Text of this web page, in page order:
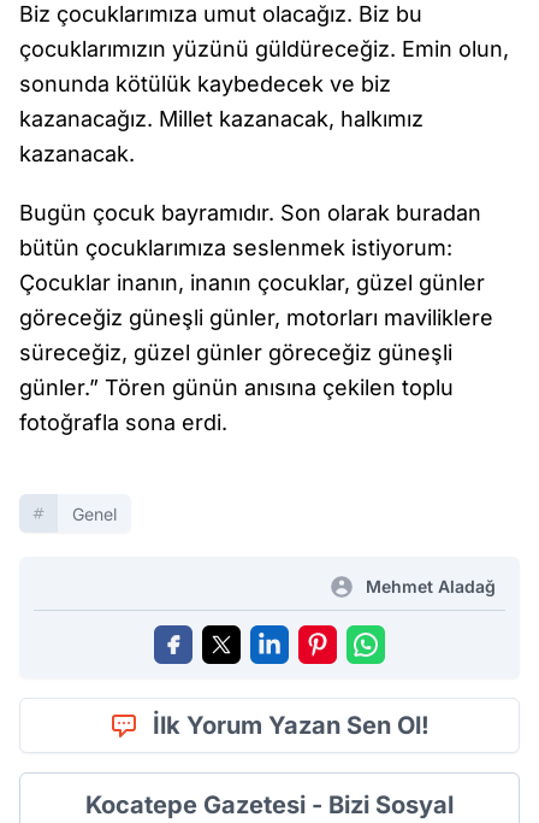
Biz çocuklarımıza umut olacağız. Biz bu
çocuklarımızın yüzünü güldüreceğiz. Emin olun,
sonunda kötülük kaybedecek ve biz
kazanacağız. Millet kazanacak, halkımız
kazanacak.
Bugün çocuk bayramıdır. Son olarak buradan
bütün çocuklarımıza seslenmek istiyorum:
Çocuklar inanın, inanın çocuklar, güzel günler
göreceğiz güneşli günler, motorları maviliklere
süreceğiz, güzel günler göreceğiz güneşli
günler.” Tören günün anısına çekilen toplu
fotoğrafla sona erdi.
Genel
Mehmet Aladağ
İlk Yorum Yazan Sen Ol!
Kocatepe Gazetesi - Bizi Sosyal